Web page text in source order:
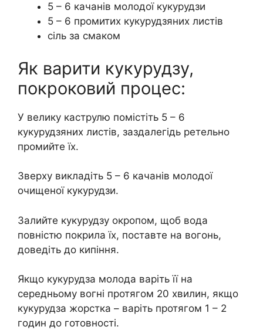
5 – 6 качанів молодої кукурудзи
5 – 6 промитих кукурудзяних листів
сіль за смаком
Як варити кукурудзу,
покроковий процес:
У велику каструлю помістіть 5 – 6
кукурудзяних листів, заздалегідь ретельно
промийте їх.
Зверху викладіть 5 – 6 качанів молодої
очищеної кукурудзи.
Залийте кукурудзу окропом, щоб вода
повністю покрила їх, поставте на вогонь,
доведіть до кипіння.
Якщо кукурудза молода варіть її на
середньому вогні протягом 20 хвилин, якщо
кукурудза жорстка – варіть протягом 1 – 2
годин до готовності.